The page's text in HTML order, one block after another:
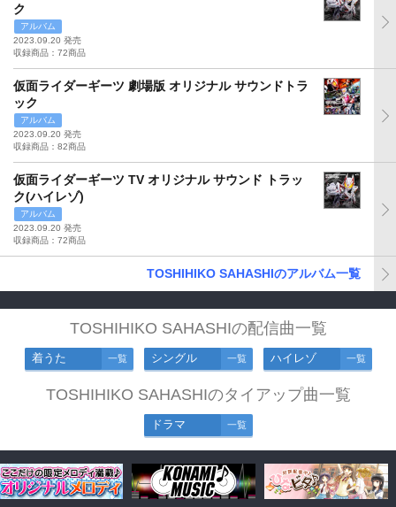
ク
アルバム
2023.09.20 発売
収録商品：72商品
仮面ライダーギーツ 劇場版 オリジナル サウンドトラ
ック
アルバム
2023.09.20 発売
収録商品：82商品
仮面ライダーギーツ TV オリジナル サウンド トラッ
ク(ハイレゾ)
アルバム
2023.09.20 発売
収録商品：72商品
TOSHIHIKO SAHASHIのアルバム一覧
TOSHIHIKO SAHASHIの配信曲一覧
着うた 一覧 シングル 一覧 ハイレゾ 一覧
TOSHIHIKO SAHASHIのタイアップ曲一覧
ドラマ 一覧